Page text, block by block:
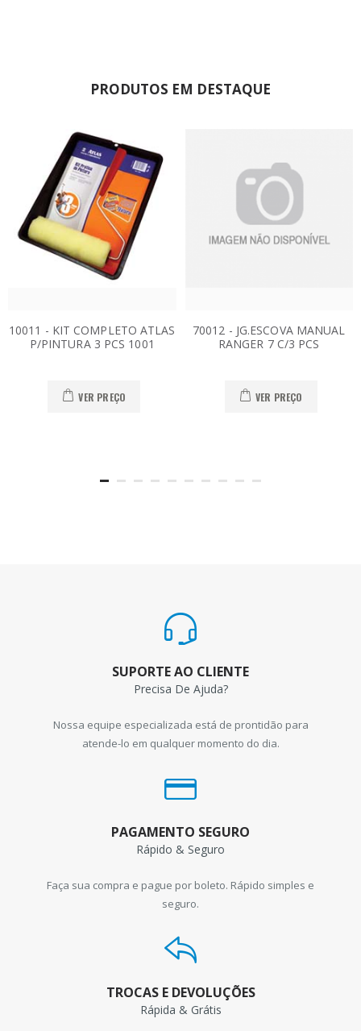
PRODUTOS EM DESTAQUE
10011 - KIT COMPLETO ATLAS
P/PINTURA 3 PCS 1001
VER PREÇO
70012 - JG.ESCOVA MANUAL
RANGER 7 C/3 PCS
VER PREÇO
SUPORTE AO CLIENTE
Precisa De Ajuda?
Nossa equipe especializada está de prontidão para
atende-lo em qualquer momento do dia.
PAGAMENTO SEGURO
Rápido & Seguro
Faça sua compra e pague por boleto. Rápido simples e
seguro.
TROCAS E DEVOLUÇÕES
Rápida & Grátis